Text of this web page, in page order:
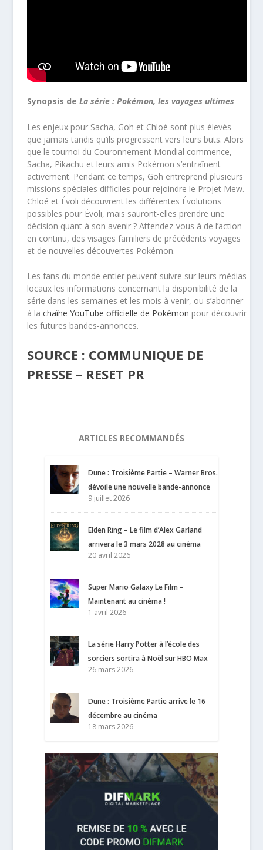
Synopsis deLa série : Pokémon, les voyages ultimes
Les enjeux pour Sacha, Goh et Chloé sont plus élevés
que jamais tandis qu’ils progressent vers leurs buts. Alors
que le tournoi du Couronnement Mondial commence,
Sacha, Pikachu et leurs amis Pokémon s’entraînent
activement. Pendant ce temps, Goh entreprend plusieurs
missions spéciales difficiles pour rejoindre le Projet Mew.
Chloé et Évoli découvrent les différentes Évolutions
possibles pour Évoli, mais sauront-elles prendre une
décision quant à son avenir ? Attendez-vous à de l’action
en continu, des visages familiers de précédents voyages
et de nouvelles découvertes Pokémon.
Les fans du monde entier peuvent suivre sur leurs médias
locaux les informations concernant la disponibilité de la
série dans les semaines et les mois à venir, ou s’abonner
à lachaîne YouTube officielle de Pokémon pour découvrir
les futures bandes-annonces.
SOURCE : COMMUNIQUE DE
PRESSE – RESET PR
ARTICLES RECOMMANDÉS
Dune : Troisième Partie – Warner Bros.
dévoile une nouvelle bande-annonce
9 juillet 2026
Elden Ring – Le film d’Alex Garland
arrivera le 3 mars 2028 au cinéma
20 avril 2026
Super Mario Galaxy Le Film –
Maintenant au cinéma !
1 avril 2026
La série Harry Potter à l’école des
sorciers sortira à Noël sur HBO Max
26 mars 2026
Dune : Troisième Partie arrive le 16
décembre au cinéma
18 mars 2026